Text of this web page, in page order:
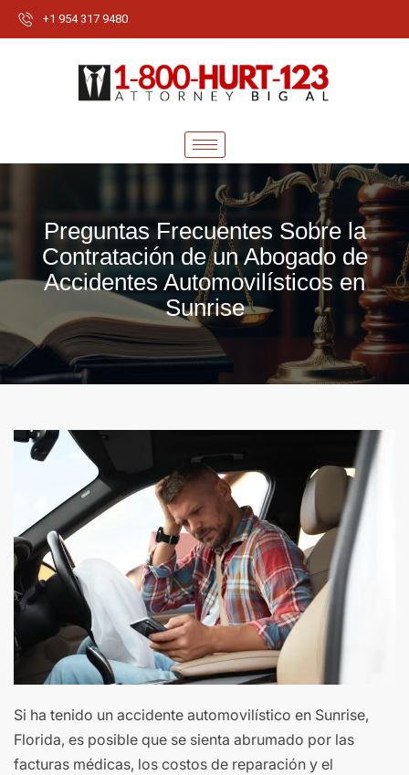
+1 954 317 9480
Preguntas Frecuentes Sobre la
Contratación de un Abogado de
Accidentes Automovilísticos en
Sunrise
Si ha tenido un accidente automovilístico en Sunrise,
Florida, es posible que se sienta abrumado por las
facturas médicas, los costos de reparación y el